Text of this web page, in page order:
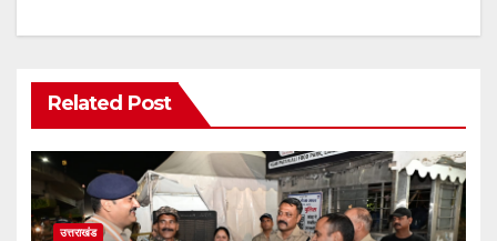
Related Post
उत्तराखंड